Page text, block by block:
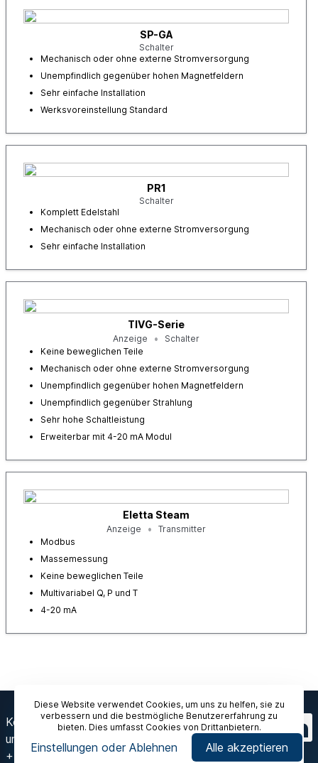
SP-GA
Schalter
Mechanisch oder ohne externe Stromversorgung
Unempfindlich gegenüber hohen Magnetfeldern
Sehr einfache Installation
Werksvoreinstellung Standard
PR1
Schalter
Komplett Edelstahl
Mechanisch oder ohne externe Stromversorgung
Sehr einfache Installation
TIVG-Serie
Anzeige
Schalter
Keine beweglichen Teile
Mechanisch oder ohne externe Stromversorgung
Unempfindlich gegenüber hohen Magnetfeldern
Unempfindlich gegenüber Strahlung
Sehr hohe Schaltleistung
Erweiterbar mit 4-20 mA Modul
Eletta Steam
Anzeige
Transmitter
Modbus
Massemessung
Keine beweglichen Teile
Multivariabel Q, P und T
4-20 mA
Diese Website verwendet Cookies, um uns zu helfen, sie zu
verbessern und die bestmögliche Benutzererfahrung zu
bieten. Dies umfasst Cookies von Drittanbietern.
Einstellungen oder Ablehnen Alle akzeptieren
Kontaktieren Sie
uns
+49 30 757 66